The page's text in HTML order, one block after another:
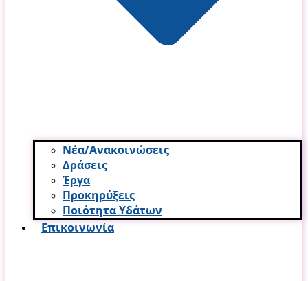
Νέα/Ανακοινώσεις
Δράσεις
Έργα
Προκηρύξεις
Ποιότητα Υδάτων
Επικοινωνία